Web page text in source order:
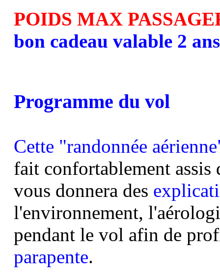
POIDS MAX
bon cadeau valable 2 ans
Programme du vol
Cette "randonnée
fait confortablement
vous donnera des
l'environnement,
pendant le vol afin de
parapente.